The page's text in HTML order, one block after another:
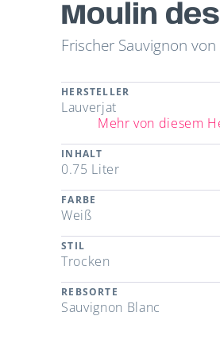
Moulin
Frischer Sauvignon
HERSTELLER
Lauverjat
Mehr von diesem
INHALT
0.75 Liter
FARBE
Weiß
STIL
Trocken
REBSORTE
Sauvignon Blanc